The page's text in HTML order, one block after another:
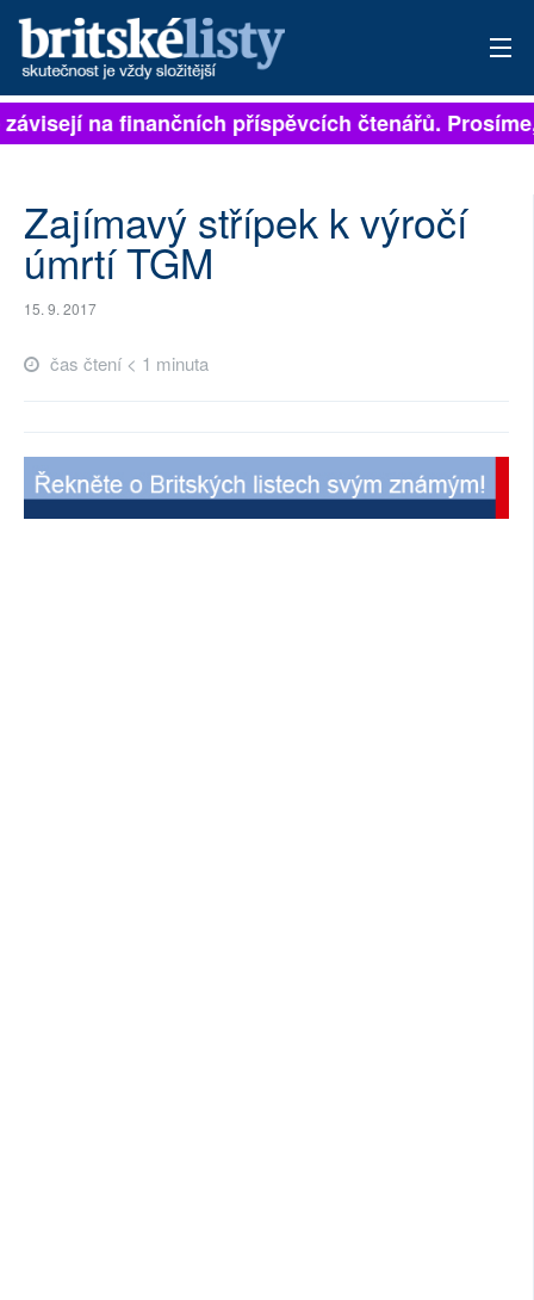
PŘIHLÁSIT
ARCHIV
AUTOŘI
na finančních příspěvcích čtenářů.
Zajímavý střípek k výročí
úmrtí TGM
15. 9. 2017
čas čtení < 1 minuta